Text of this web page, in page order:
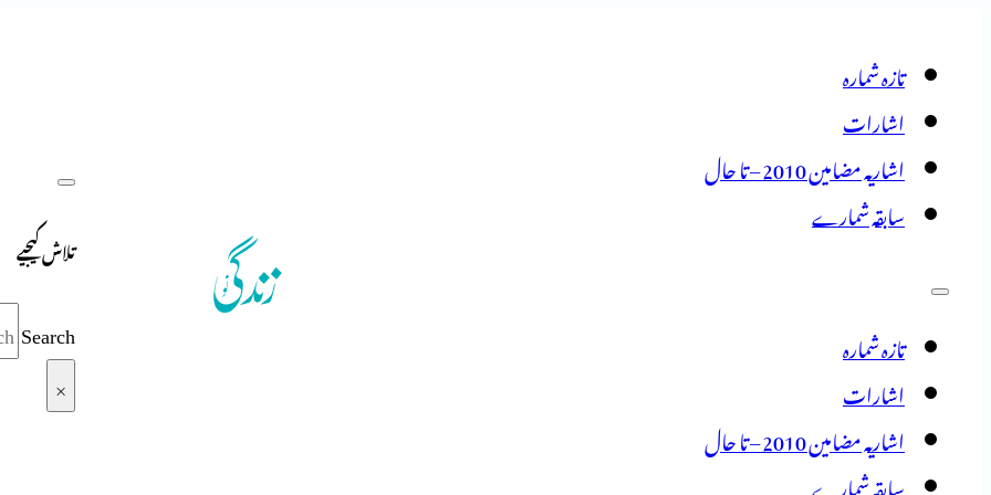
تازہ شمارہ
اشارات
اشاریہ مضامین 2010 – تا حال
سابقہ شمارے
تازہ شمارہ
اشارات
اشاریہ مضامین 2010 – تا حال
سابقہ شمارے
تلاش کیجیے
Search
×